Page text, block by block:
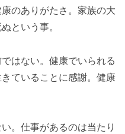
のありがたさ。家族の大
という事。
はない。健康でいられる
ていることに感謝。健康
。仕事があるのは当たり